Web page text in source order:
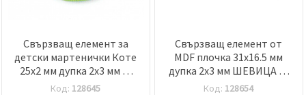
Свързващ елемент за
детски мартенички Коте
25x2 мм дупка 2x3 мм -5
броя
Код: 128645
Свързващ елемент от
MDF плочка 31x16.5 мм
дупка 2x3 мм ШЕВИЦА -5
броя
Код: 128654